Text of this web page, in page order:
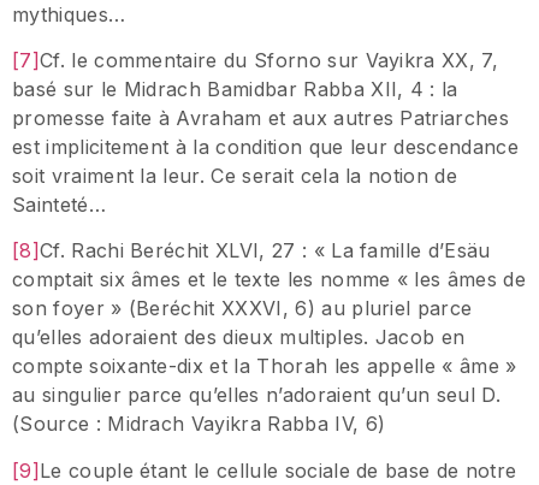
mythiques…
[7]Cf. le commentaire du Sforno sur Vayikra XX, 7,
basé sur le Midrach Bamidbar Rabba XII, 4 : la
promesse faite à Avraham et aux autres Patriarches
est implicitement à la condition que leur descendance
soit vraiment la leur. Ce serait cela la notion de
Sainteté…
[8]Cf. Rachi Beréchit XLVI, 27 : « La famille d’Esäu
comptait six âmes et le texte les nomme « les âmes de
son foyer » (Beréchit XXXVI, 6) au pluriel parce
qu’elles adoraient des dieux multiples. Jacob en
compte soixante-dix et la Thorah les appelle « âme »
au singulier parce qu’elles n’adoraient qu’un seul D.
(Source : Midrach Vayikra Rabba IV, 6)
[9]Le couple étant le cellule sociale de base de notre